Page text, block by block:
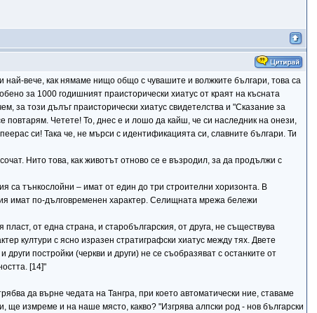
най-вече, как нямаме нищо общо с чувашите и волжките българи, това са
за 1000 годишният праисторически хиатус от краят на късната
за този дълъг праисторически хиатус свидетелства и "Сказание за
Четете! То, днес е и лошо да кайш, че си наследник на онези,
си! Така че, не мърси с идентификацията си, славните българи. Ти
Нито това, как животът отново се е възродил, за да продължи с
са тънкослойни – имат от един до три строителни хоризонта. В
имат по-дълговременен характер. Селищната мрежа бележи
от една страна, и старобългарския, от друга, не съществува
култури с ясно изразен стратиграфски хиатус между тях. Двете
постройки (черкви и други) не се съобразяват с останките от
[14]"
да върне чедата на Тангра, при което автоматически ние, ставаме
ще измреме и на наше място, какво? "Изгрява алпски род - нов български